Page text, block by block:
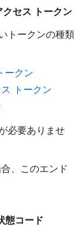
セス トークン
トークンの種類
ークン
トークン
必要ありませ
、このエンド
態コード